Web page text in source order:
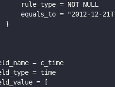
rule_type = NOT_NULL
equals_to = "2012-12-
}
= c_time
= time
= [